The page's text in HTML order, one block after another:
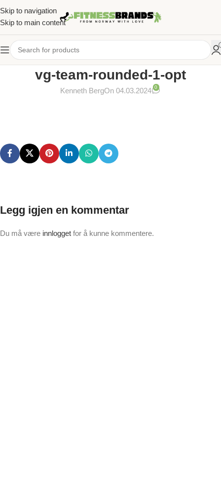
Skip to navigation
Skip to main content
vg-team-rounded-1-opt
Kenneth BergOn 04.03.2024 0
Legg igjen en kommentar
Du må være innlogget for å kunne kommentere.